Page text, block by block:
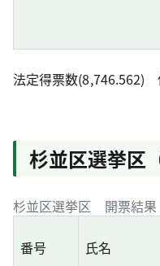
法定得票数(8,746.562)
杉並区選挙区
杉並区選挙区 開票結果
番号 氏名